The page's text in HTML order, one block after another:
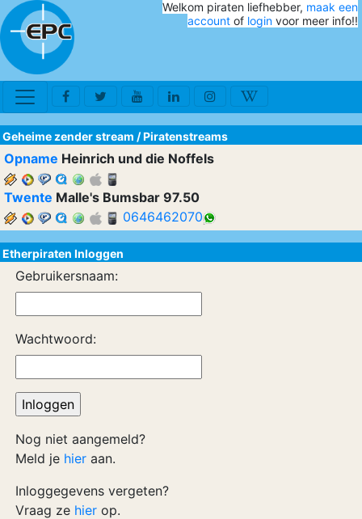
Welkom piraten liefhebber, maak een
account of login voor meer info!!
Geheime zender stream /Piratenstreams
Opname Heinrich und die Noffels
Twente Malle's Bumsbar 97.50
0646462070
Etherpiraten Inloggen
Gebruikersnaam:
Wachtwoord:
Nog niet aangemeld?
Meld je hier aan.
Inloggegevens vergeten?
Vraag ze hier op.